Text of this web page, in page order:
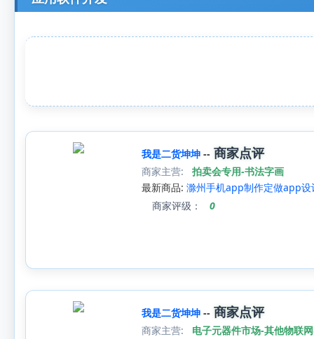
我是二货坤坤 -- 商家点评
商家主营:
拍卖会专用-书法字画
最新商品: 滁州手机app制作定做app
商家评级：
0
我是二货坤坤 -- 商家点评
商家主营:
电子元器件市场-其他物联